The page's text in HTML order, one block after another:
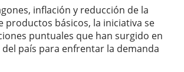
inflación y reducción de la
productos básicos, la iniciativa se
puntuales que han surgido en
país para enfrentar la demanda